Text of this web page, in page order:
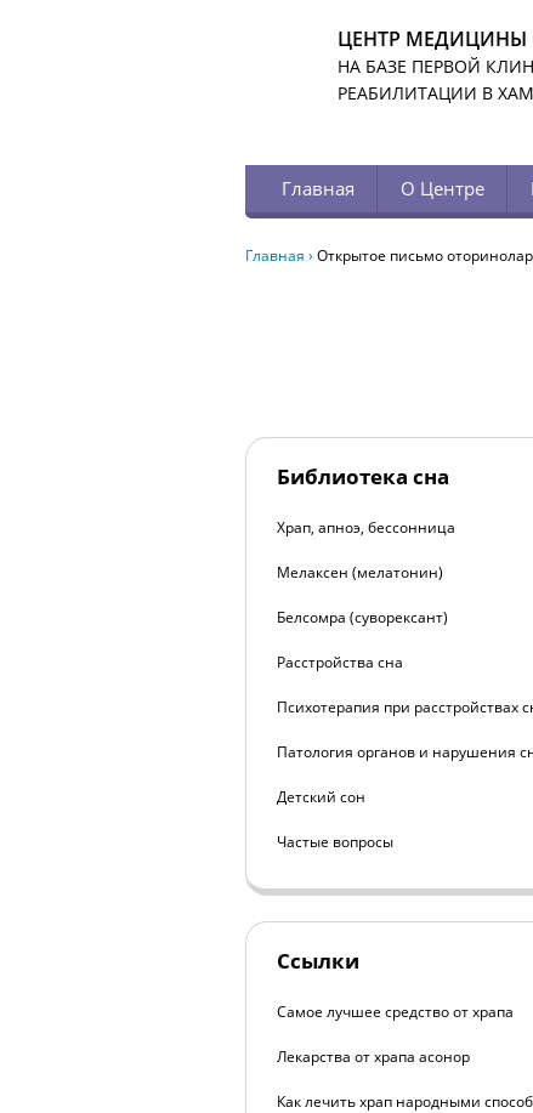
ЦЕНТР МЕДИЦИНЫ
НА БАЗЕ ПЕРВОЙ
РЕАБИЛИТАЦИИ В
Главная О Центре
Главная › Открытое письмо
Библиотека сна
Храп, апноэ, бессонница
Мелаксен (мелатонин)
Белсомра (суворексант)
Расстройства сна
Психотерапия при расстройствах
Патология органов и нарушения
Детский сон
Частые вопросы
Ссылки
Самое лучшее средство от храпа
Лекарства от храпа асонор
Как лечить храп народными